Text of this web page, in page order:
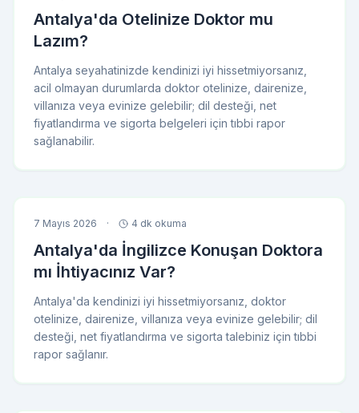
Antalya'da Otelinize Doktor mu
Lazım?
Antalya seyahatinizde kendinizi iyi hissetmiyorsanız,
acil olmayan durumlarda doktor otelinize, dairenize,
villanıza veya evinize gelebilir; dil desteği, net
fiyatlandırma ve sigorta belgeleri için tıbbi rapor
sağlanabilir.
7 Mayıs 2026 · 4 dk okuma
Antalya'da İngilizce Konuşan Doktora
mı İhtiyacınız Var?
Antalya'da kendinizi iyi hissetmiyorsanız, doktor
otelinize, dairenize, villanıza veya evinize gelebilir; dil
desteği, net fiyatlandırma ve sigorta talebiniz için tıbbi
rapor sağlanır.